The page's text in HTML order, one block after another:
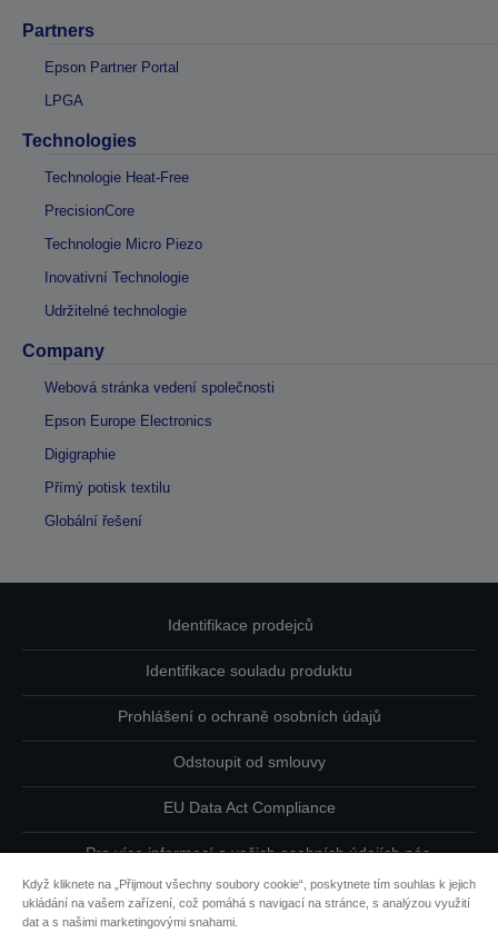
Partners
Epson Partner Portal
LPGA
Technologies
Technologie Heat-Free
PrecisionCore
Technologie Micro Piezo
Inovativní Technologie
Udržitelné technologie
Company
Webová stránka vedení společnosti
Epson Europe Electronics
Digigraphie
Přímý potisk textilu
Globální řešení
Identifikace prodejců
Identifikace souladu produktu
Prohlášení o ochraně osobních údajů
Odstoupit od smlouvy
EU Data Act Compliance
Pro více informací o vašich osobních údajích nás
Informace o souborech cookie
Když kliknete na „Přijmout všechny soubory cookie“, poskytnete tím souhlas k jejich
ukládání na vašem zařízení, což pomáhá s navigací na stránce, s analýzou využití
dat a s našimi marketingovými snahami.